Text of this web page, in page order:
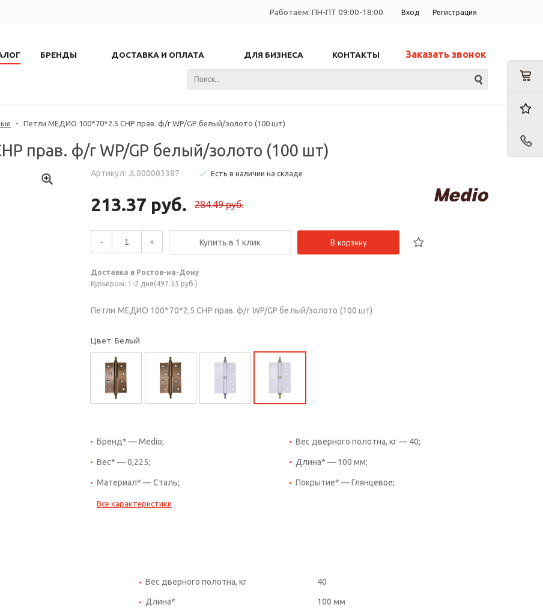
Вход Регистрация
Работаем: ПН-ПТ 09:00-18:00
БРЕНДЫ ДОСТАВКА И ОПЛАТА ДЛЯ БИЗНЕСА КОНТАКТЫ Заказать звонок
- Петли МЕДИО 100*70*2.5 CHP прав. ф/г WP/GP белый/золото (100 шт)
прав. ф/г WP/GP белый/золото (100 шт)
Артикул: JL000003387 Есть в наличии на складе
213.37 руб. 284.49 руб.
- + Купить в 1 клик В корзину
Доставка в Ростов-на-Дону
Курьером: 1-2 дня(497.55 руб.)
Петли МЕДИО 100*70*2.5 CHP прав. ф/г WP/GP белый/золото (100 шт)
Цвет: Белый
Бренд* — Medio; Вес дверного полотна, кг — 40;
Вес* — 0,225; Длина* — 100 мм;
Материал* — Сталь; Покрытие* — Глянцевое;
Все характеристики
Вес дверного полотна, кг 40
Длина* 100 мм